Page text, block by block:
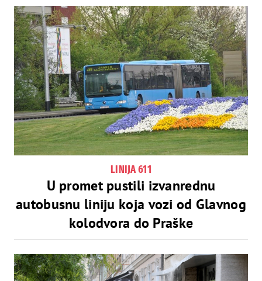
LINIJA 611
U promet pustili izvanrednu
autobusnu liniju koja vozi od Glavnog
kolodvora do Praške